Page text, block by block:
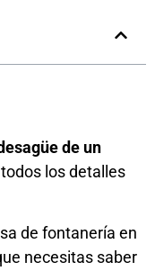
de un
los detalles
de fontanería en
necesitas saber